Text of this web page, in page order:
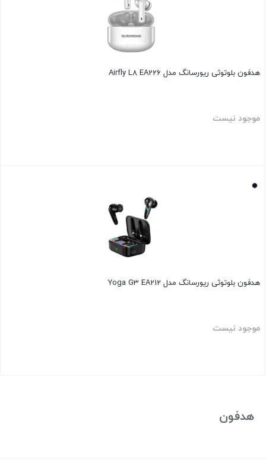
هدفون بلوتوثی ریورسانگ مدل Airfly L8 EA226
موجود نیست
هدفون بلوتوثی ریورسانگ مدل Yoga G3 EA212
موجود نیست
هدفون